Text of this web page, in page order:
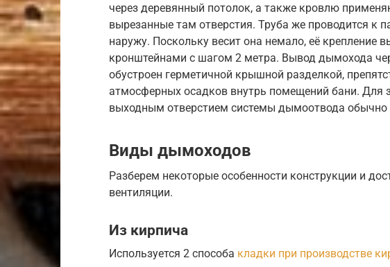
через деревянный потолок, а также кровлю
вырезанные там отверстия. Труба же проводится к
наружу. Поскольку весит она немало, её крепление
кронштейнами с шагом 2 метра. Вывод дымохода
обустроен герметичной крышной разделкой,
атмосферных осадков внутрь помещений бани. Для
выходным отверстием системы дымоотвода обычно
Виды дымоходов
Разберем некоторые особенности конструкции и
вентиляции.
Из кирпича
Используется 2 способа кладки при производстве